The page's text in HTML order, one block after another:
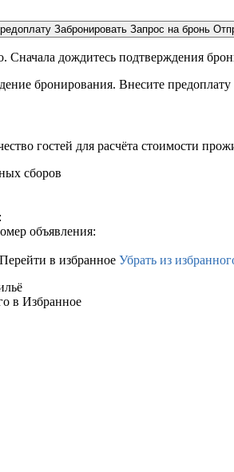
Забронировать Запрос на бронь
Сначала дождитесь подтверждения
бронирования. Внесите предоплату
гостей для расчёта стоимости
сборов
объявления:
Перейти в избранное Убрать из
в Избранное